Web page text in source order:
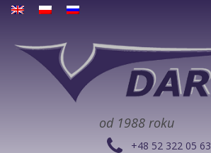
od 1988 roku
+48 52 322 05 63